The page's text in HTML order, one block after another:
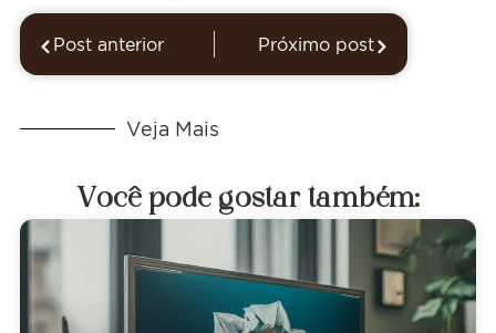
Post anterior Próximo post
Veja Mais
Você pode gostar também: